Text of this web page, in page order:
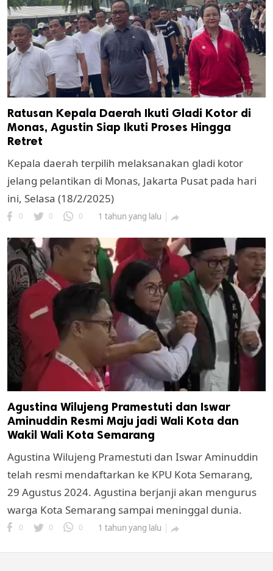
Ratusan Kepala Daerah Ikuti Gladi Kotor di
Monas, Agustin Siap Ikuti Proses Hingga
Retret
Kepala daerah terpilih melaksanakan gladi kotor
jelang pelantikan di Monas, Jakarta Pusat pada hari
ini, Selasa (18/2/2025)
0 0 0 1 tahun yang lalu 
Agustina Wilujeng Pramestuti dan Iswar
Aminuddin Resmi Maju jadi Wali Kota dan
Wakil Wali Kota Semarang
Agustina Wilujeng Pramestuti dan Iswar Aminuddin
telah resmi mendaftarkan ke KPU Kota Semarang,
29 Agustus 2024. Agustina berjanji akan mengurus
warga Kota Semarang sampai meninggal dunia.
0 0 0 1 tahun yang lalu 